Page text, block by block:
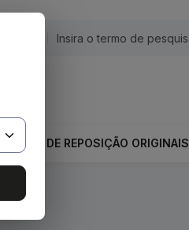
PEÇAS DE REPOSIÇÃO ORIGINAIS